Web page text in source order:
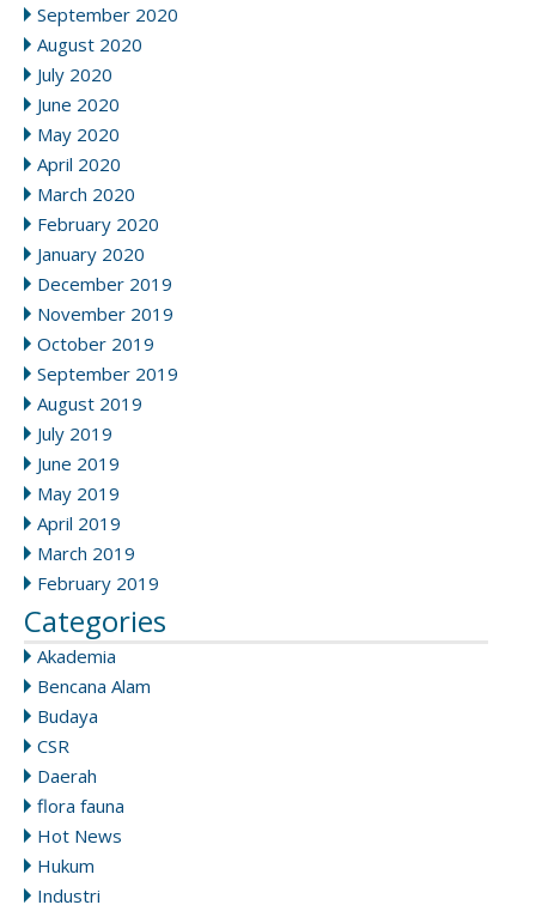
September 2020
August 2020
July 2020
June 2020
May 2020
April 2020
March 2020
February 2020
January 2020
December 2019
November 2019
October 2019
September 2019
August 2019
July 2019
June 2019
May 2019
April 2019
March 2019
February 2019
Categories
Akademia
Bencana Alam
Budaya
CSR
Daerah
flora fauna
Hot News
Hukum
Industri